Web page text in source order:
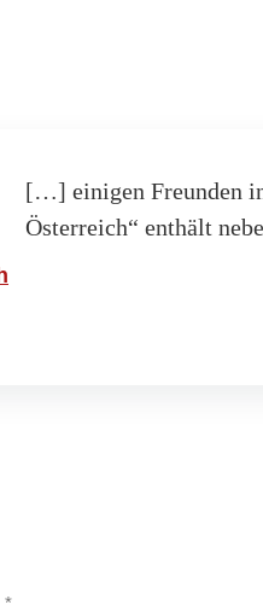
[…] einigen Freunden
Österreich“ enthält